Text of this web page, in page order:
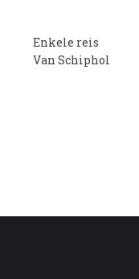
Enkele reis
Van Schiphol